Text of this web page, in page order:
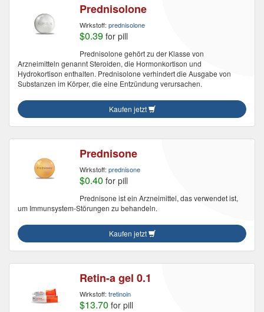
Prednisolone
Wirkstoff: prednisolone
$0.39 for pill
Prednisolone gehört zu der Klasse von
Arzneimitteln genannt Steroiden, die Hormonkortison und
Hydrokortison enthalten. Prednisolone verhindert die Ausgabe von
Substanzen im Körper, die eine Entzündung verursachen.
Kaufen jetzt
Prednisone
Wirkstoff: prednisone
$0.40 for pill
Prednisone ist ein Arzneimittel, das verwendet ist,
um Immunsystem-Störungen zu behandeln.
Kaufen jetzt
Retin-a gel 0.1
Wirkstoff: tretinoin
$13.70 for pill